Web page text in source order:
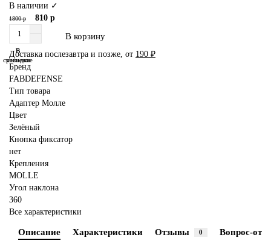
В наличии ✓
1800 р 810 р
В корзину
В
закладки
В
сравнение
Доставка послезавтра и позже, от 190 ₽
Бренд
FABDEFENSE
Тип товара
Адаптер Молле
Цвет
Зелёный
Кнопка фиксатор
нет
Крепления
MOLLE
Угол наклона
360
Все характеристики
Описание Характеристики Отзывы 0 Вопрос-